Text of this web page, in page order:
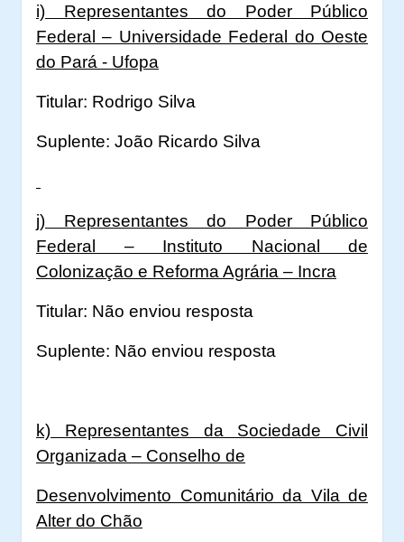
i) Representantes do Poder Público
Federal – Universidade Federal do Oeste
do Pará - Ufopa
Titular: Rodrigo Silva
Suplente: João Ricardo Silva
j) Representantes do Poder Público
Federal – Instituto Nacional de
Colonização e Reforma Agrária – Incra
Titular: Não enviou resposta
Suplente: Não enviou resposta
k) Representantes da Sociedade Civil
Organizada – Conselho de
Desenvolvimento Comunitário da Vila de
Alter do Chão